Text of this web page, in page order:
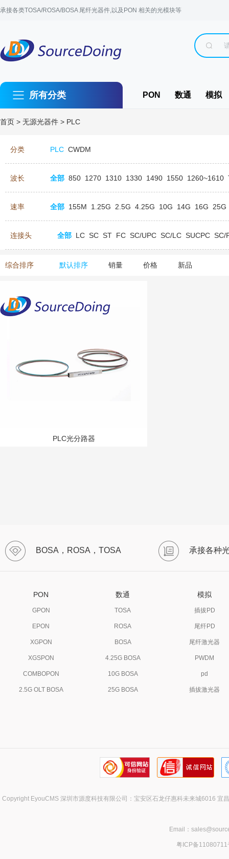
承接各类TOSA/ROSA/BOSA 尾纤光器件,以及PON 相关的光模块等
所有分类 PON 数通 模拟
首页 > 无源光器件 > PLC
分类 PLC CWDM
波长 全部 850 1270 1310 1330 1490 1550 1260~1610
速率 全部 155M 1.25G 2.5G 4.25G 10G 14G 16G 25G
连接头 全部 LC SC ST FC SC/UPC SC/LC SUCPC SC/
综合排序 默认排序 销量 价格 新品
PLC光分路器
BOSA，ROSA，TOSA 承接各种
PON
GPON
EPON
XGPON
XGSPON
COMBOPON
2.5G OLT BOSA
数通
TOSA
ROSA
BOSA
4.25G BOSA
10G BOSA
25G BOSA
模拟
插拔PD
尾纤PD
尾纤激光器
PWDM
pd
插拔激光器
Copyright EyouCMS 深圳市源度科技有限公司：宝安区石龙仔惠科未来城6016 宜
Email：
粤ICP备11080711